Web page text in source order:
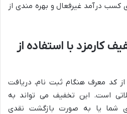
کسب درآمد غیرفعال و بهره مندی از
کارمزد با استفاده از
از کد معرف هنگام ثبت نام، دریافت
است. این تخفیف می تواند به
شما یا به صورت بازگشت نقدی